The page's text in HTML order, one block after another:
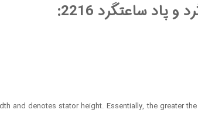
ساعتگرد 2216:
denotes stator height. Essentially, the greater